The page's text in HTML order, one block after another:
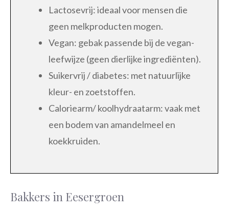
Lactosevrij: ideaal voor mensen die
geen melkproducten mogen.
Vegan: gebak passende bij de vegan-
leefwijze (geen dierlijke ingrediënten).
Suikervrij / diabetes: met natuurlijke
kleur- en zoetstoffen.
Caloriearm/ koolhydraatarm: vaak met
een bodem van amandelmeel en
koekkruiden.
Bakkers in Eesergroen